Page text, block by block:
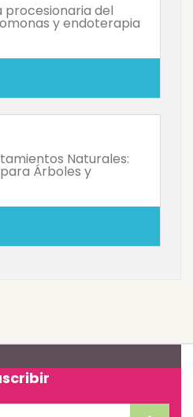
del
y endoterapia
Naturales:
Árboles y